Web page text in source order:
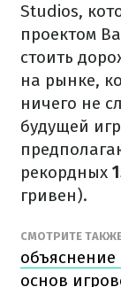
Studios,
проектом
стоить
на рынке,
ничего не
будущей
рекордных
гривен).
СМОТРИТЕ
объяснение
основ